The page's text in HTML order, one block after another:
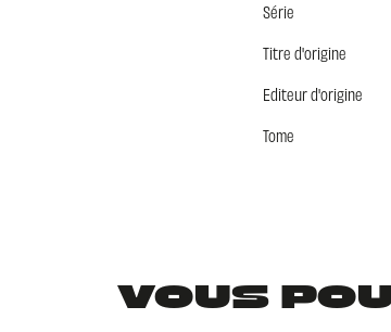
Série
Titre d'origine
Editeur d'origine
Tome
VOUS